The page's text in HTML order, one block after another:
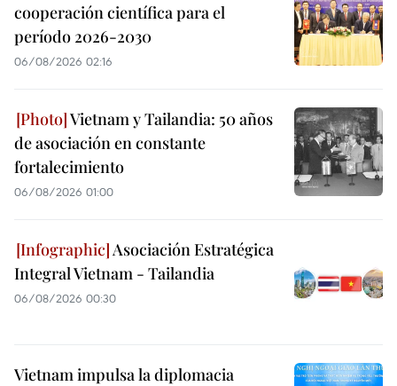
cooperación científica para el
período 2026-2030
06/08/2026 02:16
Vietnam y Tailandia: 50 años
de asociación en constante
fortalecimiento
06/08/2026 01:00
Asociación Estratégica
Integral Vietnam - Tailandia
06/08/2026 00:30
Vietnam impulsa la diplomacia